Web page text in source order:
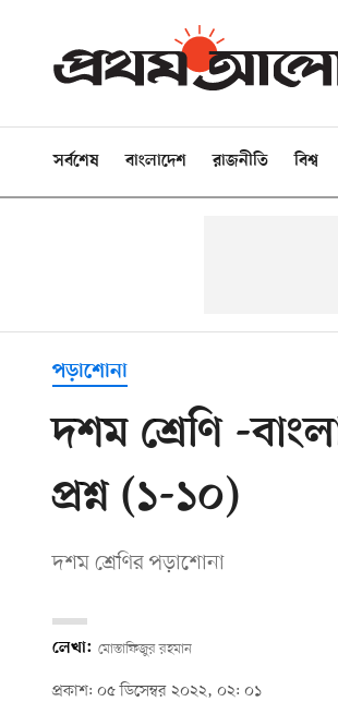
সর্বশেষ বাংলাদেশ রাজনীতি বিশ্ব
পড়াশোনা
দশম শ্রেণি -
প্রশ্ন (১-১০)
দশম শ্রেণির পড়াশোনা
লেখা: মোস্তাফিজুর রহমান
প্রকাশ: ০৫ ডিসেম্বর ২০২২, ০২: ০১